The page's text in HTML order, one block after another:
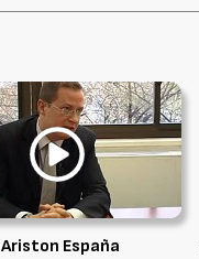
Ariston España